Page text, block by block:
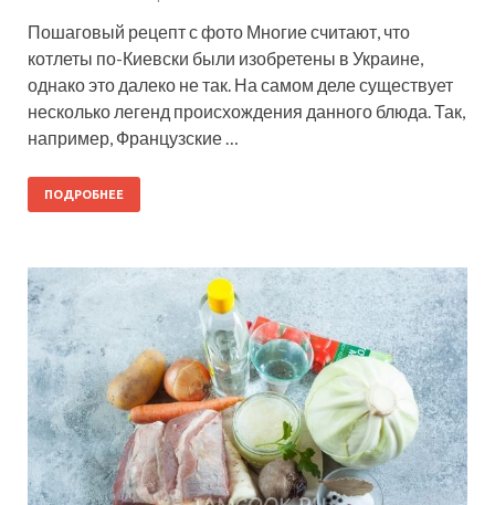
Пошаговый рецепт с фото Многие считают, что
котлеты по-Киевски были изобретены в Украине,
однако это далеко не так. На самом деле существует
несколько легенд происхождения данного блюда. Так,
например, Французские …
ПОДРОБНЕЕ